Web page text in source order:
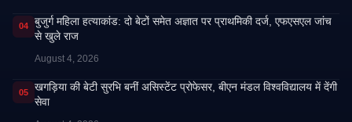
04
बुजुर्ग महिला हत्याकांड: दो बेटों समेत अज्ञात पर प्राथमिकी दर्ज, एफएसएल जांच
से खुले राज
August 4, 2026
05
खगड़िया की बेटी सुरभि बनीं असिस्टेंट प्रोफेसर, बीएन मंडल विश्वविद्यालय में देंगी
सेवा